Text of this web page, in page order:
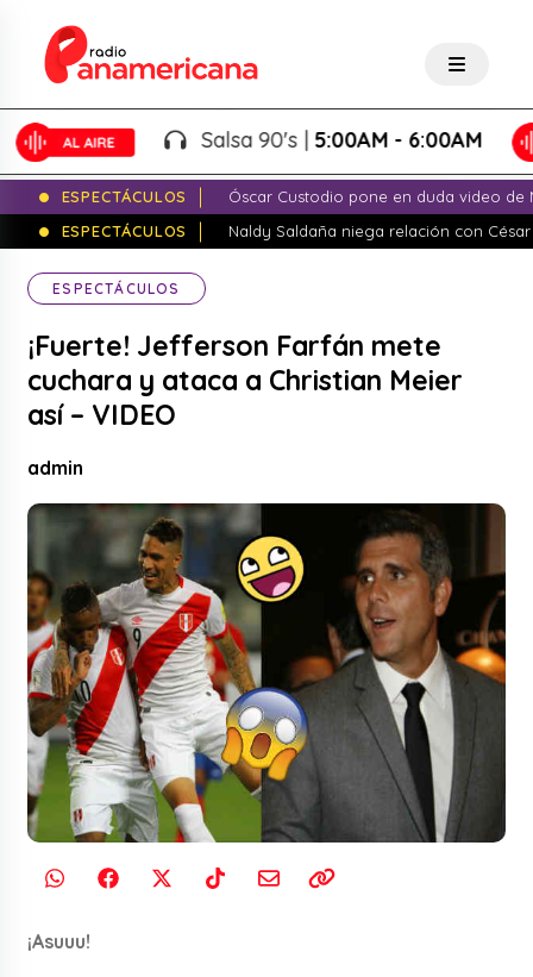
Salsa 90's |5:00AM - 6:00AM
ESPECTÁCULOS
Óscar Custodio pone en duda video de
ESPECTÁCULOS
Naldy Saldaña niega relación con
ESPECTÁCULOS
¡Fuerte! Jefferson Farfán mete
cuchara y ataca a Christian Meier
así – VIDEO
admin
¡Asuuu!